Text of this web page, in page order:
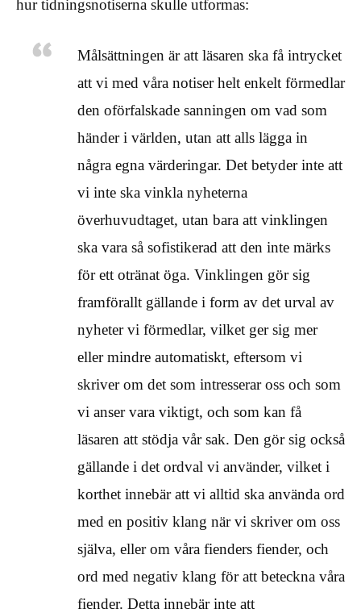
hur tidningsnotiserna skulle utformas:
Målsättningen är att läsaren ska få intrycket
att vi med våra notiser helt enkelt förmedlar
den oförfalskade sanningen om vad som
händer i världen, utan att alls lägga in
några egna värderingar. Det betyder inte att
vi inte ska vinkla nyheterna
överhuvudtaget, utan bara att vinklingen
ska vara så sofistikerad att den inte märks
för ett otränat öga. Vinklingen gör sig
framförallt gällande i form av det urval av
nyheter vi förmedlar, vilket ger sig mer
eller mindre automatiskt, eftersom vi
skriver om det som intresserar oss och som
vi anser vara viktigt, och som kan få
läsaren att stödja vår sak. Den gör sig också
gällande i det ordval vi använder, vilket i
korthet innebär att vi alltid ska använda ord
med en positiv klang när vi skriver om oss
själva, eller om våra fienders fiender, och
ord med negativ klang för att beteckna våra
fiender. Detta innebär inte att